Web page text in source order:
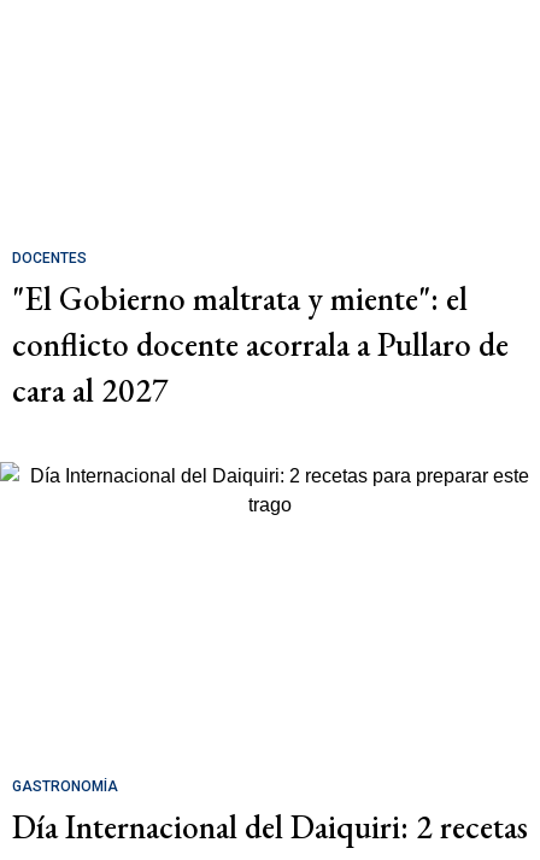
DOCENTES
"El Gobierno maltrata y miente": el
conflicto docente acorrala a Pullaro de
cara al 2027
GASTRONOMÍA
Día Internacional del Daiquiri: 2 recetas